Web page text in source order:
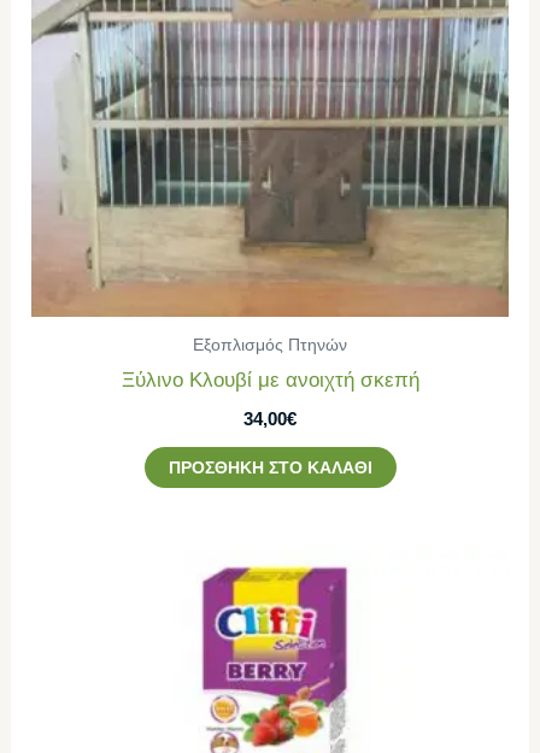
Εξοπλισμός Πτηνών
Ξύλινο Κλουβί με ανοιχτή σκεπή
34,00€
ΠΡΟΣΘΉΚΗ ΣΤΟ ΚΑΛΆΘΙ